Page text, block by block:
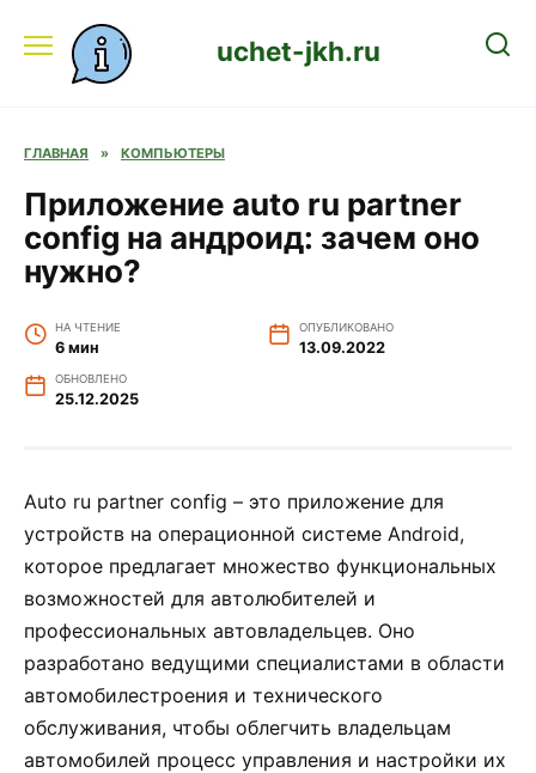
содержанию
uchet-jkh.ru
ГЛАВНАЯ » КОМПЬЮТЕРЫ
Приложение auto ru partner
config на андроид: зачем оно
нужно?
НА ЧТЕНИЕ
6 мин
ОПУБЛИКОВАНО
13.09.2022
ОБНОВЛЕНО
25.12.2025
Auto ru partner config – это приложение для
устройств на операционной системе Android,
которое предлагает множество функциональных
возможностей для автолюбителей и
профессиональных автовладельцев. Оно
разработано ведущими специалистами в области
автомобилестроения и технического
обслуживания, чтобы облегчить владельцам
автомобилей процесс управления и настройки их